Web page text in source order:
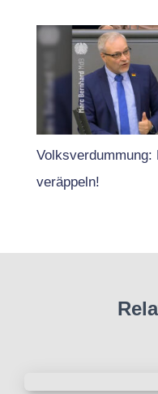
Volksverdummung:
veräppeln!